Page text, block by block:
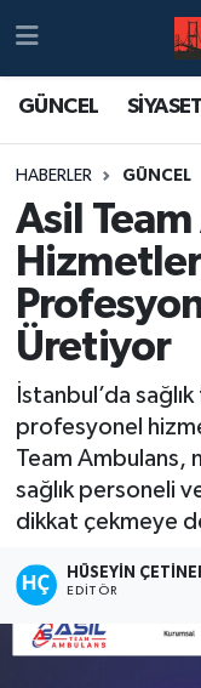
GÜNCEL SİYASET
HABERLER GÜNCEL
Asil
Üretiyor
İstanbul’da sağlık
profesyonel
Team Ambulans,
sağlık personeli
dikkat çekmeye
HÜSEYIN
EDITÖR